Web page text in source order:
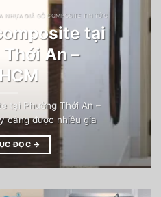
NHỰA GIẢ GỖ COMPOSITE TIN TỨC
tại
An –
tại Phường Thới An –
càng được nhiều gia
ĐỌC →